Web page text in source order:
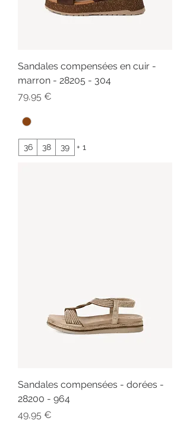
Sandales compensées en cuir -
marron - 28205 - 304
Prix
79,95 €
36 38 39 + 1
Sandales compensées - dorées -
28200 - 964
Prix
49,95 €